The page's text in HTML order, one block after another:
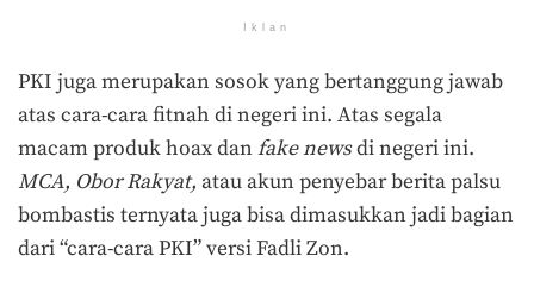
Iklan
PKI juga merupakan sosok yang bertanggung jawab
atas cara-cara fitnah di negeri ini. Atas segala
macam produk hoax dan fake newsdi negeri ini.
MCA, Obor Rakyat, atau akun penyebar berita palsu
bombastis ternyata juga bisa dimasukkan jadi bagian
dari “cara-cara PKI” versi Fadli Zon.